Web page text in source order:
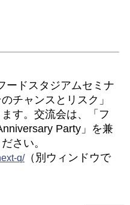
ードスタジアムセミナ
チャンスとリスク」
す。交流会は、「フ
Party」を兼
さい。
q/（別ウィンドウで